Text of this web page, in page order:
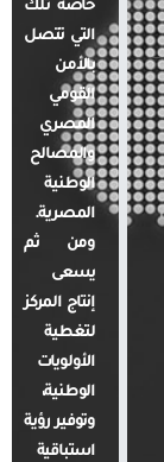
خاصة تلك
التي تتصل
بالأمن
القومي
المصري
والمصالح
الوطنية
المصرية.
ومن ثم
يسعى
إنتاج المركز
لتغطية
الأولويات
الوطنية،
وتوفير رؤية
استباقية